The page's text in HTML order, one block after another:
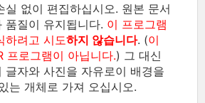
실 없이 편집하십시오. 원본 문서
품질이 유지됩니다. 이 프로그램
하려고 시도하지 않습니다. (이
프로그램이 아닙니다.) 그 대신
글자와 사진을 자유로이 배경을
는 개체로 가져 오십시오.